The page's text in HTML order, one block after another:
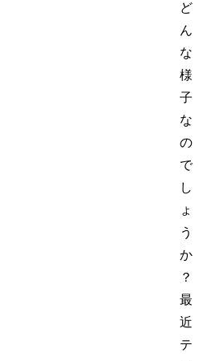
ど
ん
な
様
子
な
の
で
し
ょ
う
か
？
最
近
テ